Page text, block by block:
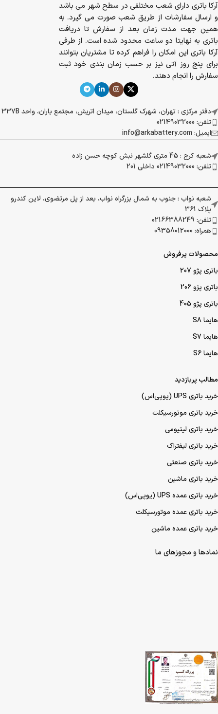
آرکا باتری دارای شعب مختلفی در سطح شهر می باشد
و ارسال سفارشات از طریق شعب صورت می گیرد. به
همین جهت مدت زمان بعد از سفارش تا دریافت
باتری به نهایتا دو ساعت محدود شده است. از طرفی
آرکا باتری این امکان را فراهم کرده تا مشتریان بتوانند
برای پنج روز آتی نیز بر حسب زمان بندی خود ثبت
سفارش را انجام دهند.
دفتر مرکزی : تهران، شهرک گلستان، میدان اتریش، مجتمع باران، واحد 337B
تلفن: 02149032000
ایمیل: info@arkabattery.com
شعبه کرج : 45 متری گلشهر نبش کوچه حسن زاده
تلفن: 02149032000 داخلی 201
شعبه نواب : جنوب به شمال بزرگراه نواب، بعد از پل مرتضوی، لاین کندرو
پلاک 361
تلفن: 02166388249
همراه: 09358012000
محصولات پرفروش
باتری پژو 207
باتری پژو 206
باتری پژو 405
هایما S8
هایما S7
هایما S6
مطالب پربازدید
خرید باتری UPS (یو‌پی‌اس)
خرید باتری موتورسیکلت
خرید باتری لیتیومی
خرید باتری لیفتراک
خرید باتری صنعتی
خرید باتری ماشین
خرید باتری عمده UPS (یو‌پی‌اس)
خرید باتری عمده موتورسیکلت
خرید باتری عمده ماشین
نمادها و مجوزهای ما